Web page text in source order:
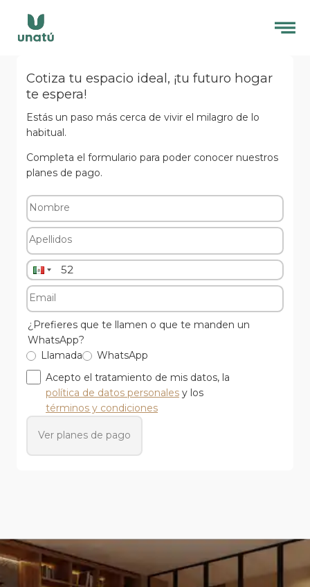
Cotiza tu espacio ideal, ¡tu futuro hogar
te espera!
Estás un paso más cerca de vivir el milagro de lo
habitual.
Completa el formulario para poder conocer nuestros
planes de pago.
¿Prefieres que te llamen o que te manden un
WhatsApp?
Llamada
WhatsApp
Acepto el tratamiento de mis datos, la
política de datos personales y los
términos y condiciones
Ver planes de pago